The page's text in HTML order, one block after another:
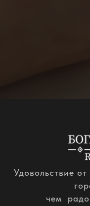
Удовольствие
чем